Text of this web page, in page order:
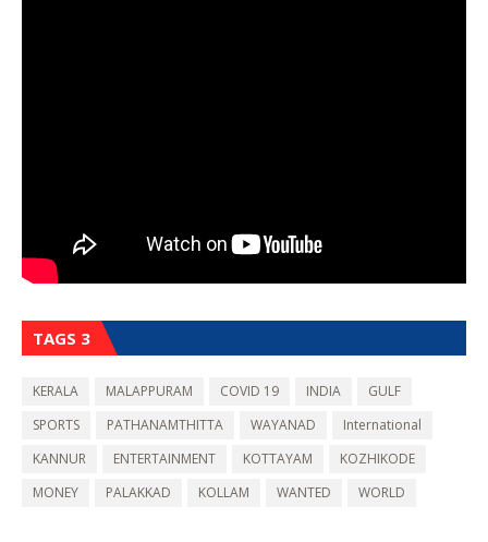
TAGS 3
KERALA MALAPPURAM COVID 19 INDIA
GULF
SPORTS
PATHANAMTHITTA WAYANAD
International
KANNUR
ENTERTAINMENT KOTTAYAM
KOZHIKODE
MONEY
PALAKKAD KOLLAM WANTED WORLD